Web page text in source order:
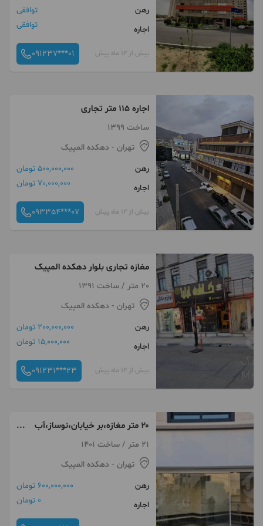
رهن
توافقی
اجاره
توافقی
بیش از 12 ماه پیش 091237***01
اجاره ۱۱۵ متر تجاری
ساخت 1399
تهران - دهکده المپیک
رهن
500,000,000 تومان
اجاره
70,000,000 تومان
بیش از 12 ماه پیش 093354***07
مغازه تجاری بلوار دهکده المپیک
20 متر / ساخت 1391
تهران - دهکده المپیک
رهن
200,000,000 تومان
اجاره
15,000,000 تومان
بیش از 12 ماه پیش 091231***23
۲۰ متر مغازه،بر خیابان،نوساز،آب
برق،سرویس
21 متر / ساخت 1401
تهران - دهکده المپیک
رهن
600,000,000 تومان
اجاره
0 تومان